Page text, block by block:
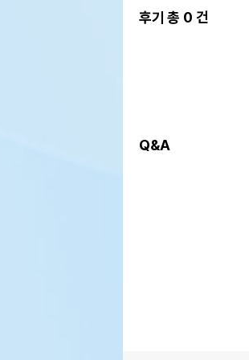
후기 총 0 건
Q&A